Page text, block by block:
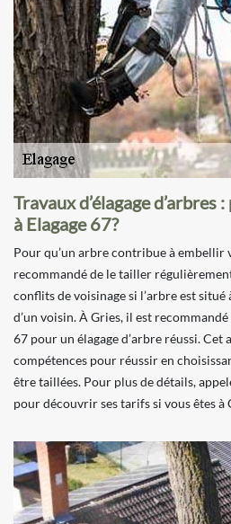
Travaux d’élagage
à Elagage 67?
Pour qu’un arbre contribue à embellir
recommandé de le tailler
conflits de voisinage si l’arbre est
d’un voisin. À Gries, il est
67 pour un élagage d’arbre réussi. Cet
compétences pour réussir en
être taillées. Pour plus de détails,
pour découvrir ses tarifs si vous êtes à